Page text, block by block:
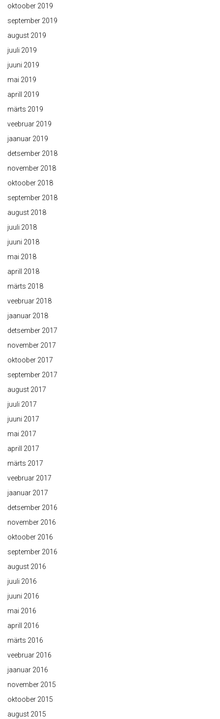
oktoober 2019
september 2019
august 2019
juuli 2019
juuni 2019
mai 2019
aprill 2019
märts 2019
veebruar 2019
jaanuar 2019
detsember 2018
november 2018
oktoober 2018
september 2018
august 2018
juuli 2018
juuni 2018
mai 2018
aprill 2018
märts 2018
veebruar 2018
jaanuar 2018
detsember 2017
november 2017
oktoober 2017
september 2017
august 2017
juuli 2017
juuni 2017
mai 2017
aprill 2017
märts 2017
veebruar 2017
jaanuar 2017
detsember 2016
november 2016
oktoober 2016
september 2016
august 2016
juuli 2016
juuni 2016
mai 2016
aprill 2016
märts 2016
veebruar 2016
jaanuar 2016
november 2015
oktoober 2015
august 2015